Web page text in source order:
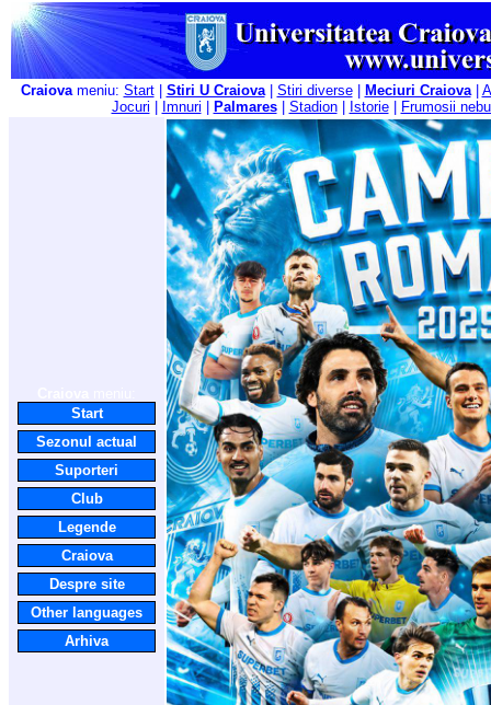
Craiovameniu: Start| Stiri U Craiova| Stiri diverse| Meciuri Craiova|
Jocuri
Imnuri Palmares| Stadion| Istorie| Frumosii
Start
Sezonul actual
Suporteri
Club
Legende
Craiova
Despre site
Other languages
Arhiva